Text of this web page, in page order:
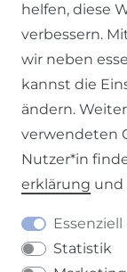
helfen, diese
verbessern.
wir neben
kannst die
ändern.
verwendeten
Nutzer*in
erklärung und
Essenziell
Statistik